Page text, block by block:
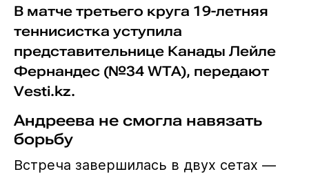
В матче третьего круга 19-летняя
теннисистка уступила
представительнице Канады Лейле
Фернандес (№34 WTA), передают
Vesti.kz.
Андреева не смогла навязать
борьбу
Встреча завершилась в двух сетах —